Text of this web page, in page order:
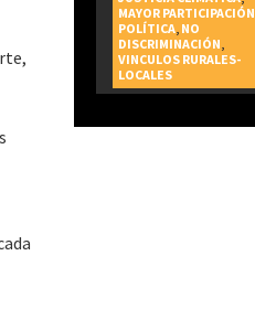
MAYOR PARTICIPACIÓN
POLÍTICA NO
DISCRIMINACIÓN
VINCULOS RURALES-
LOCALES